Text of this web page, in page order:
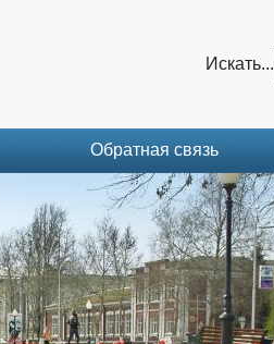
Искать...
Обратная связь